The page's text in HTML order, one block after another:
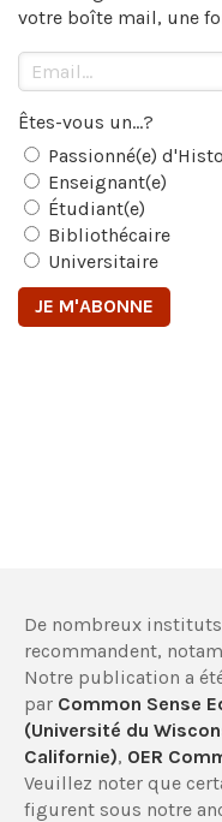
votre boîte mail, une
Êtes-vous un...?
Passionné(e)
Enseignant(e)
Étudiant(e)
Bibliothécaire
Universitaire
De nombreux
recommandent,
Notre publication a
par Common Sense
(Université du
Californie), OER
Veuillez noter que
figurent sous notre